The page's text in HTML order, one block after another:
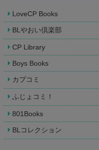
LoveCP Books
BLやおい倶楽部
CP Library
Boys Books
カプコミ
ふじょコミ！
801Books
BLコレクション